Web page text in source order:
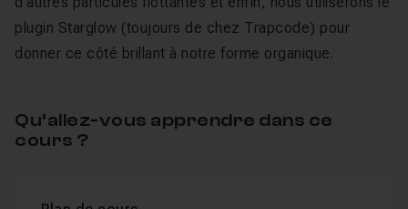
plugin Starglow (toujours de chez Trapcode) pour
donner ce côté brillant à notre forme organique.
Qu’allez-vous apprendre dans ce
cours ?